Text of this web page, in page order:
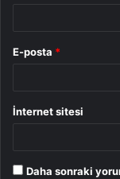
E-posta *
İnternet sitesi
Daha sonraki